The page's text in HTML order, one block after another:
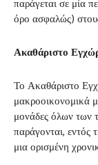
παράγεται σε μία
όρο ασφαλώς)
Ακαθάριστο
Το Ακαθάριστο
μακροοικονομικά
μονάδες όλων των
παράγονται, εντός
μια ορισμένη